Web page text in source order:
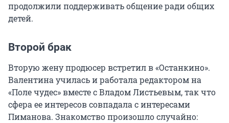
продолжили поддерживать общение ради общих
детей.
Второй брак
Вторую жену продюсер встретил в «Останкино».
Валентина училась и работала редактором на
«Поле чудес» вместе с Владом Листьевым, так что
сфера ее интересов совпадала с интересами
Пиманова. Знакомство произошло случайно: